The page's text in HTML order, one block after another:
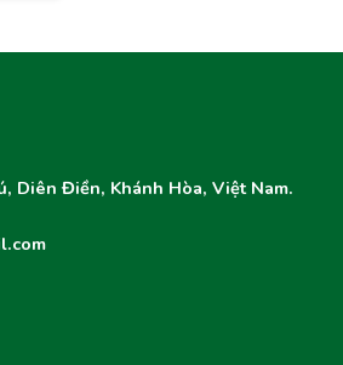
Diên Điền, Khánh Hòa, Việt Nam.